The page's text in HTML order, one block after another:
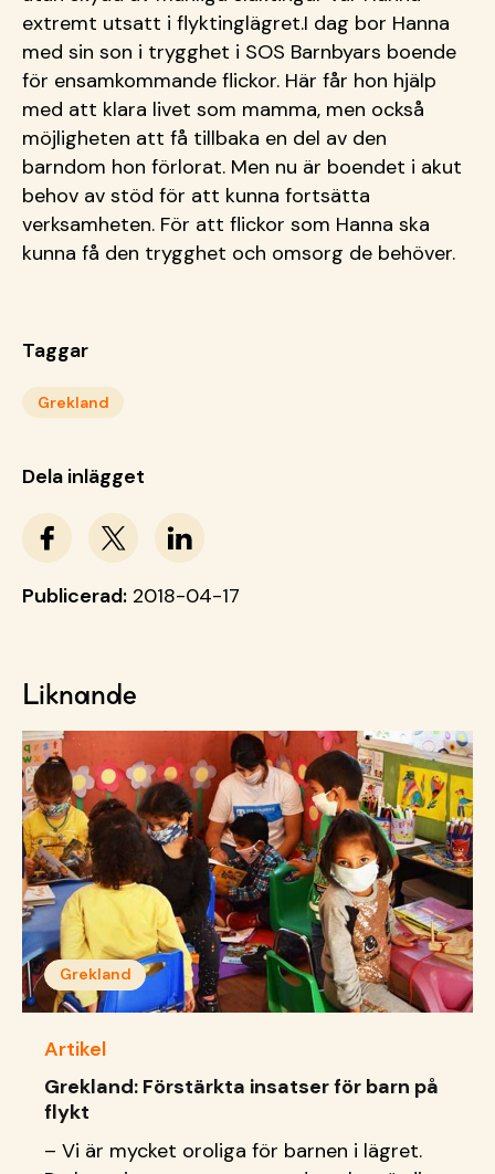
extremt utsatt i flyktinglägret.I dag bor Hanna
med sin son i trygghet i SOS Barnbyars boende
för ensamkommande flickor. Här får hon hjälp
med att klara livet som mamma, men också
möjligheten att få tillbaka en del av den
barndom hon förlorat. Men nu är boendet i akut
behov av stöd för att kunna fortsätta
verksamheten. För att flickor som Hanna ska
kunna få den trygghet och omsorg de behöver.
Taggar
Grekland
Dela inlägget
Publicerad: 2018-04-17
Liknande
Grekland
Artikel
Grekland: Förstärkta insatser för barn på
flykt
– Vi är mycket oroliga för barnen i lägret.